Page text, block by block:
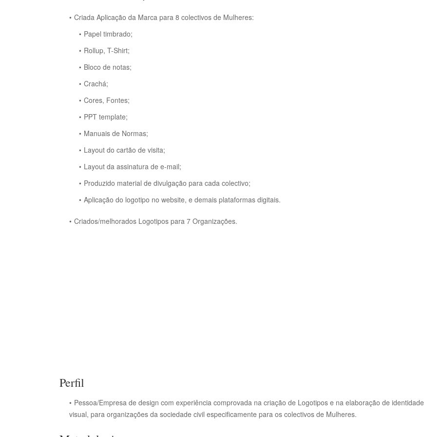
Criada Aplicação da Marca para 8 colectivos de Mulheres:
Papel timbrado;
Rollup, T-Shirt;
Bloco de notas;
Crachá;
Cores, Fontes;
PPT template;
Manuais de Normas;
Layout do cartão de visita;
Layout da assinatura de e-mail;
Produzido material de divulgação para cada colectivo;
Aplicação do logotipo no website, e demais plataformas digitais.
Criados/melhorados Logotipos para 7 Organizações.
Perfil
Pessoa/Empresa de design com experiência comprovada na criação de Logotipos e na elaboração de identidade
visual, para organizações da sociedade civil especificamente para os colectivos de Mulheres.